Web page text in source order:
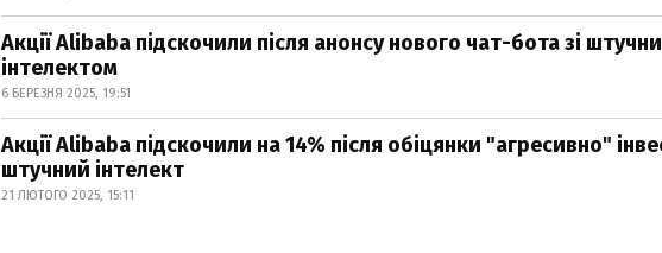
Акції Alibaba підскочили після анонсу нового чат-бота зі
інтелектом
6 БЕРЕЗНЯ 2025, 19:51
Акції Alibaba підскочили на 14% після обіцянки "агресивно"
штучний інтелект
21 ЛЮТОГО 2025, 15:11